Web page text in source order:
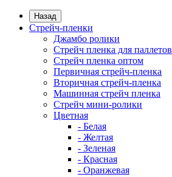
Назад
Стрейч-пленки
Джамбо ролики
Стрейч пленка для паллетов
Стрейч пленка оптом
Первичная стрейч-пленка
Вторичная стрейч-пленка
Машинная стрейч пленка
Стрейч мини-ролики
Цветная
- Белая
- Желтая
- Зеленая
- Красная
- Оранжевая